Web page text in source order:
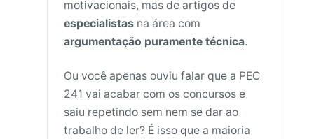
motivacionais, mas de artigos de
especialistas na área com
argumentação puramente técnica.
Ou você apenas ouviu falar que a PEC
241 vai acabar com os concursos e
saiu repetindo sem nem se dar ao
trabalho de ler? É isso que a maioria